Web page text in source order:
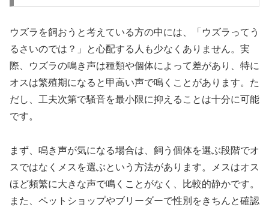
ウズラを飼おうと考えている方の中には、「ウズラってう
るさいのでは？」と心配する人も少なくありません。実
際、ウズラの鳴き声は種類や個体によって差があり、特に
オスは繁殖期になると甲高い声で鳴くことがあります。た
だし、工夫次第で騒音を最小限に抑えることは十分に可能
です。
まず、鳴き声が気になる場合は、飼う個体を選ぶ段階でオ
スではなくメスを選ぶという方法があります。メスはオス
ほど頻繁に大きな声で鳴くことがなく、比較的静かです。
また、ペットショップやブリーダーで性別をきちんと確認